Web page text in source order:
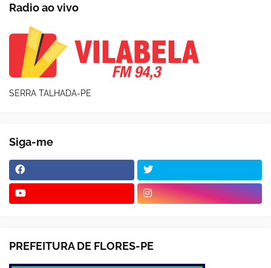
Radio ao vivo
SERRA TALHADA-PE
Siga-me
PREFEITURA DE FLORES-PE